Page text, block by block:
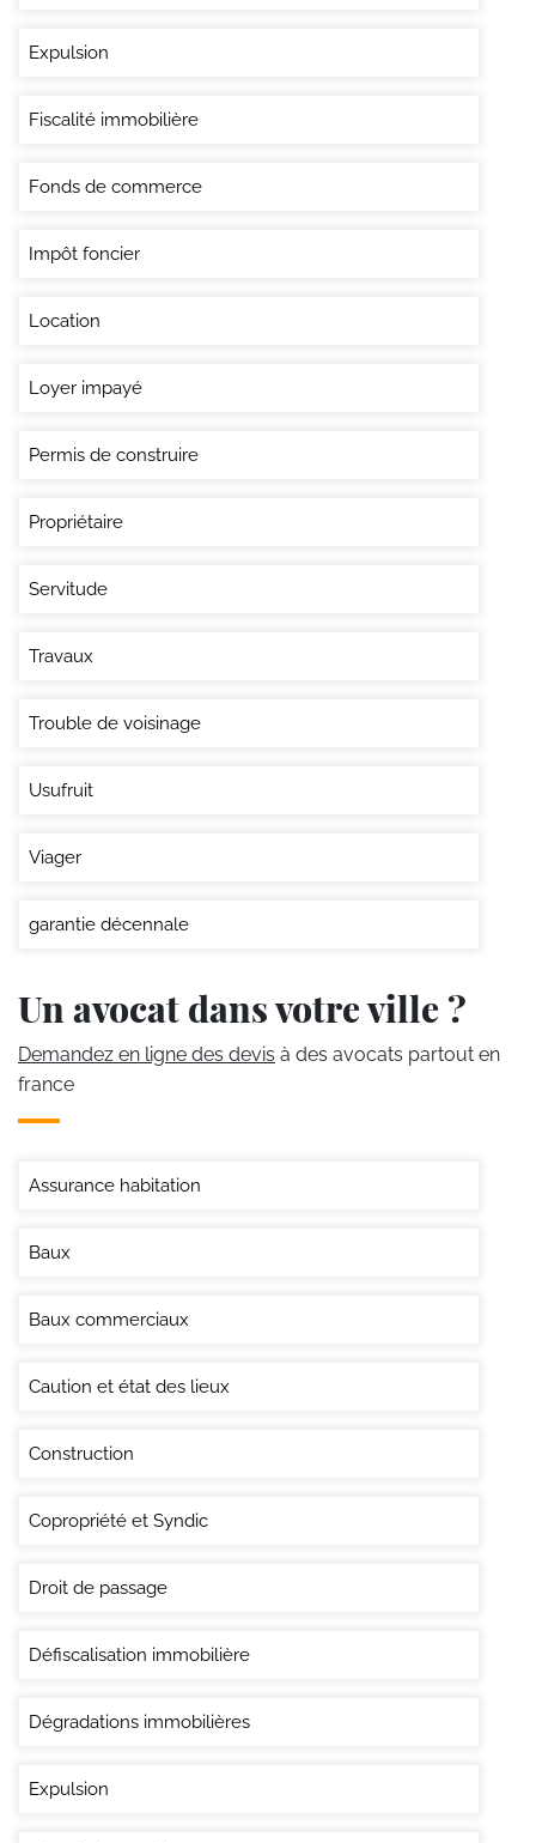
Expulsion
Fiscalité immobilière
Fonds de commerce
Impôt foncier
Location
Loyer impayé
Permis de construire
Propriétaire
Servitude
Travaux
Trouble de voisinage
Usufruit
Viager
garantie décennale
Un avocat dans votre ville ?
Demandez en ligne des devis à des avocats partout en
france
Assurance habitation
Baux
Baux commerciaux
Caution et état des lieux
Construction
Copropriété et Syndic
Droit de passage
Défiscalisation immobilière
Dégradations immobilières
Expulsion